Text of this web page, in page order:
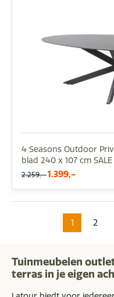
4 Seasons Outdoor
blad 240 x 107 cm SALE
2.259,- 1.399,-
1 2
Tuinmeubelen
terras in je eigen